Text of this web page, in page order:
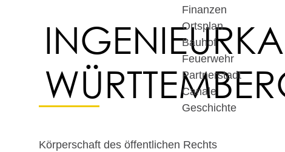
Finanzen
Ortsplan
Bauhof
Feuerwehr
Partnerstadt
Canale
Geschichte
Körperschaft des öffentlichen Rechts